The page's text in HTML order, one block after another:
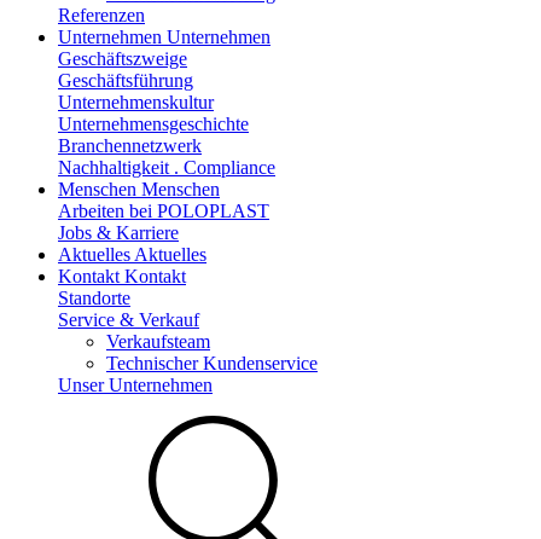
Referenzen
Unternehmen Unternehmen
Geschäftszweige
Geschäftsführung
Unternehmenskultur
Unternehmensgeschichte
Branchennetzwerk
Nachhaltigkeit . Compliance
Menschen Menschen
Arbeiten bei POLOPLAST
Jobs & Karriere
Aktuelles Aktuelles
Kontakt Kontakt
Standorte
Service & Verkauf
Verkaufsteam
Technischer Kundenservice
Unser Unternehmen